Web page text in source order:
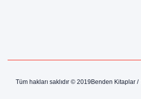
Tüm hakları saklıdır © 2019Benden Kitaplar /